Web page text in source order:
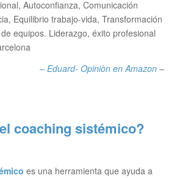
Autoconfianza, Comunicación
Equilibrio trabajo-vida, Transformación
equipos. Liderazgo, éxito profesional
– Eduard- Opiniòn en Amazon –
coaching sistémico?
es una herramienta que ayuda a